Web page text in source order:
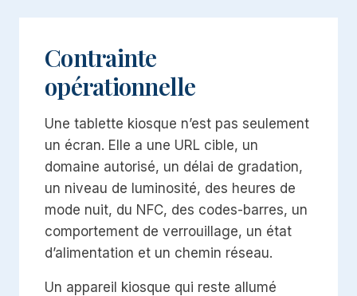
Contrainte
opérationnelle
Une tablette kiosque n’est pas seulement
un écran. Elle a une URL cible, un
domaine autorisé, un délai de gradation,
un niveau de luminosité, des heures de
mode nuit, du NFC, des codes-barres, un
comportement de verrouillage, un état
d’alimentation et un chemin réseau.
Un appareil kiosque qui reste allumé